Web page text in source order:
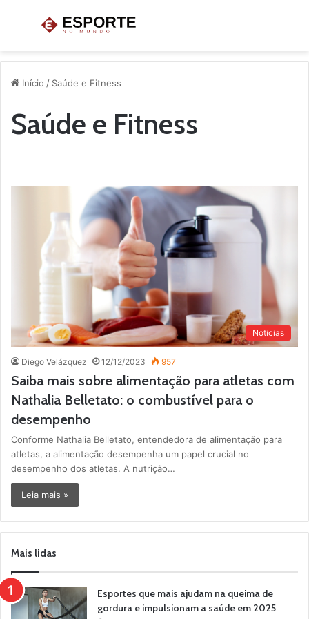
Menu
Início / Saúde e Fitness
Saúde e Fitness
Noticias
Diego Velázquez 12/12/2023 957
Saiba mais sobre alimentação para atletas com
Nathalia Belletato: o combustível para o
desempenho
Conforme Nathalia Belletato, entendedora de alimentação para
atletas, a alimentação desempenha um papel crucial no
desempenho dos atletas. A nutrição…
Leia mais »
Mais lidas
Esportes que mais ajudam na queima de
gordura e impulsionam a saúde em 2025